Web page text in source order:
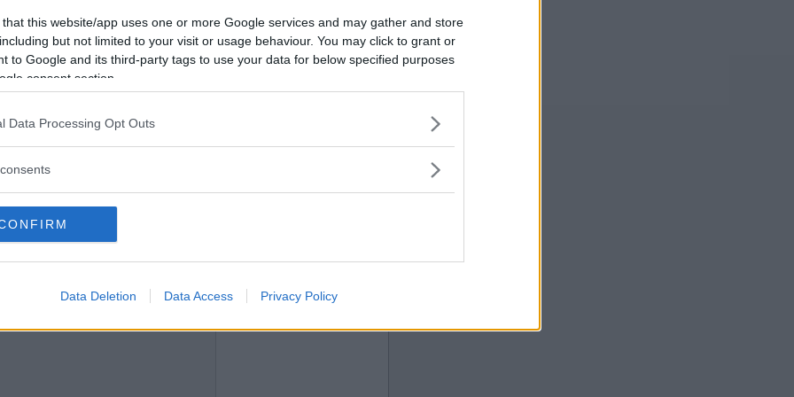
that this website/app uses one or more Google services and may gather and store
but not limited to your visit or usage behaviour. You may click to grant or
to Google and its third-party tags to use your data for below specified purposes
consent section.
Data Processing Opt Outs
Data Deletion Data Access Privacy Policy
2023-09-10 19:30
Vill du bli
medlem?